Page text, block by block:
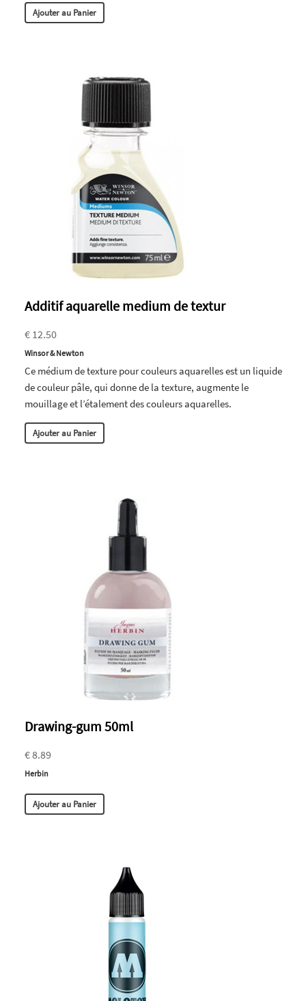
Ajouter au Panier
Additif aquarelle medium de textur
€ 12.50
Winsor & Newton
Ce médium de texture pour couleurs aquarelles est un liquide
de couleur pâle, qui donne de la texture, augmente le
mouillage et l’étalement des couleurs aquarelles.
Ajouter au Panier
Drawing-gum 50ml
€ 8.89
Herbin
Ajouter au Panier